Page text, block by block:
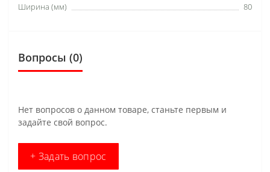
Ширина (мм)
80
Вопросы (0)
Нет вопросов о данном товаре, станьте первым и
задайте свой вопрос.
+ Задать вопрос